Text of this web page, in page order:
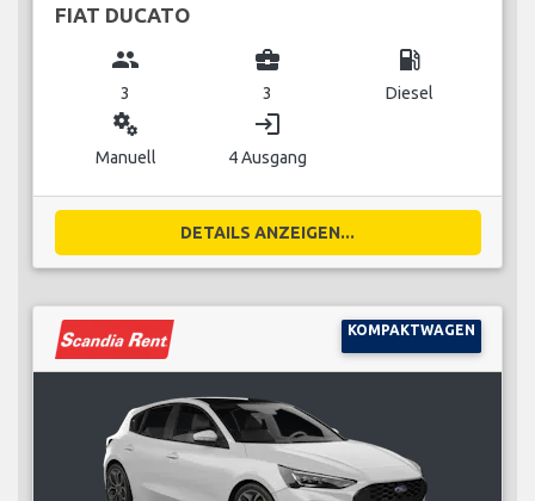
FIAT DUCATO
group
3
business_center
3
local_gas_station
Diesel
miscellaneous_services
Manuell
login
4 Ausgang
DETAILS ANZEIGEN...
KOMPAKTWAGEN